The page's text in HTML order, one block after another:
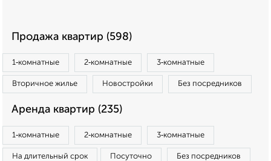
Продажа квартир (598)
1‑комнатные 2‑комнатные 3‑комнатные
Вторичное жилье Новостройки Без посредников
Аренда квартир (235)
1‑комнатные 2‑комнатные 3‑комнатные
На длительный срок Посуточно Без посредников